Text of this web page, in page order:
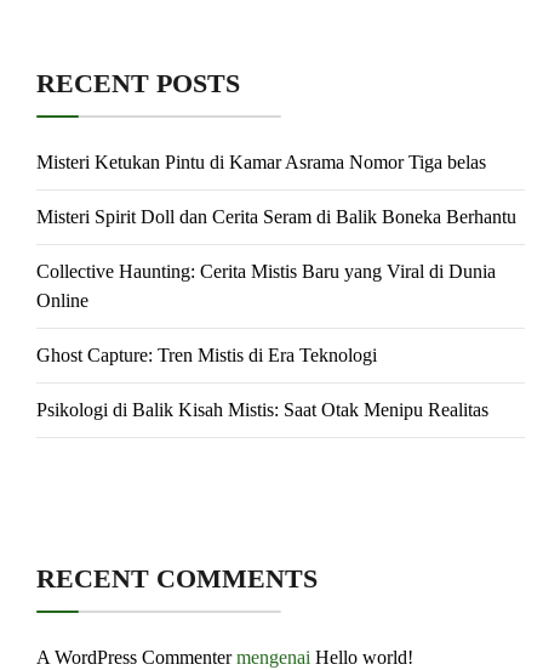
RECENT POSTS
Misteri Ketukan Pintu di Kamar Asrama Nomor Tiga belas
Misteri Spirit Doll dan Cerita Seram di Balik Boneka Berhantu
Collective Haunting: Cerita Mistis Baru yang Viral di Dunia
Online
Ghost Capture: Tren Mistis di Era Teknologi
Psikologi di Balik Kisah Mistis: Saat Otak Menipu Realitas
RECENT COMMENTS
A WordPress Commentermengenai Hello world!